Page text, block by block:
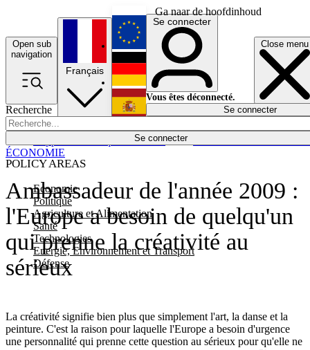
Ga naar de hoofdinhoud
Open sub
navigation
Close menu
Recherche
Se connecter
POLICY AREAS
Economie
Politique
Agriculture et Alimentation
Santé
Technologies
Energie, Environnement et Transport
Défense
Économie
Français
English
Deutsch
Español
Se connecter
Vous êtes déconnecté.
Se connecter
Ambassadeur de l'année 2009 :
l'Europe a besoin de quelqu'un
qui prenne la créativité au
sérieux
La créativité signifie bien plus que simplement l'art, la danse et la
peinture. C'est la raison pour laquelle l'Europe a besoin d'urgence
une personnalité qui prenne cette question au sérieux pour qu'elle ne
ÉCONOMIE